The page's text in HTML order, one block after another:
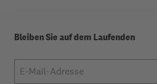
Bleiben Sie auf dem Laufenden